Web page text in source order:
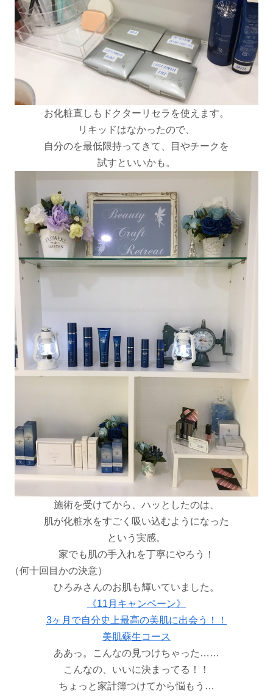
お化粧直しもドクターリセラを使えます。
リキッドはなかったので、
自分のを最低限持ってきて、目やチークを
試すといいかも。
施術を受けてから、ハッとしたのは、
肌が化粧水をすごく吸い込むようになった
という実感。
家でも肌の手入れを丁寧にやろう！
（何十回目かの決意）
ひろみさんのお肌も輝いていました。
《11月キャンペーン》
3ヶ月で自分史上最高の美肌に出会う！！
美肌蘇生コース
ああっ。こんなの見つけちゃった……
こんなの、いいに決まってる！！
ちょっと家計簿つけてから悩もう…